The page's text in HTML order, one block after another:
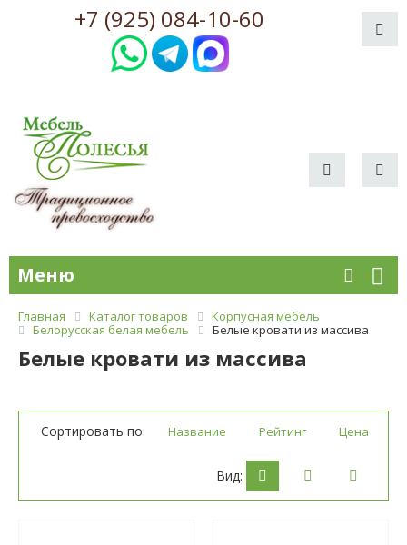
+7 (925) 084-10-60
Меню
Главная Каталог товаров
Корпусная мебель
Белорусская белая мебель
Белые кровати из массива
Белые кровати из массива
Сортировать по: Название Рейтинг Цена
Вид: